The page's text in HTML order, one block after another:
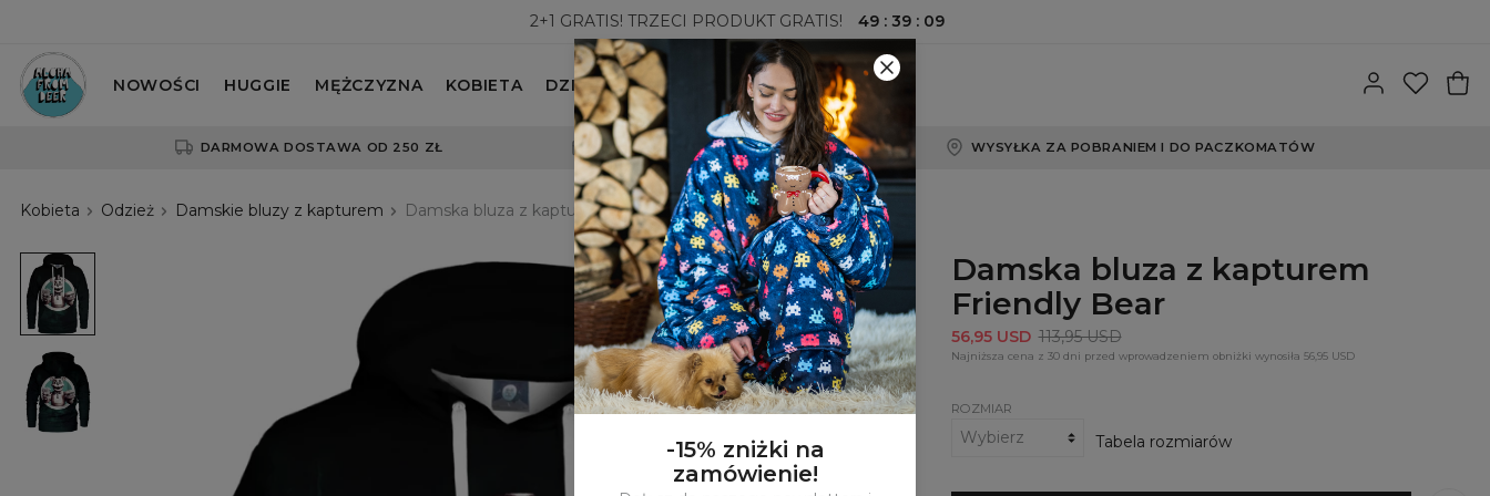
2+1 GRATIS! TRZECI PRODUKT GRATIS! 49 : 39 : 07
NOWOŚCI HUGGIE MĘŻCZYZNA KOBIETA DZIECKO
DARMOWA DOSTAWA OD 250 ZŁ 100-DNIOWE PRAWO ZWROTU WYSYŁKA ZA POBRANIEM I DO PACZKOMATÓW
Kobieta Odzież Damskie bluzy z kapturem Damska bluza z kapturem Friendly Bear
Damska
bluza
z
kapturem
Friendly
Bear
Damska
bluza
z
kapturem
Friendly
Bear
Damska bluza z kapturem
Friendly Bear
56,95 USD 113,95 USD
Najniższa cena z 30 dni przed wprowadzeniem obniżki wynosiła 56,95 USD
ROZMIAR
Tabela rozmiarów
-15% zniżki na
zamówienie!